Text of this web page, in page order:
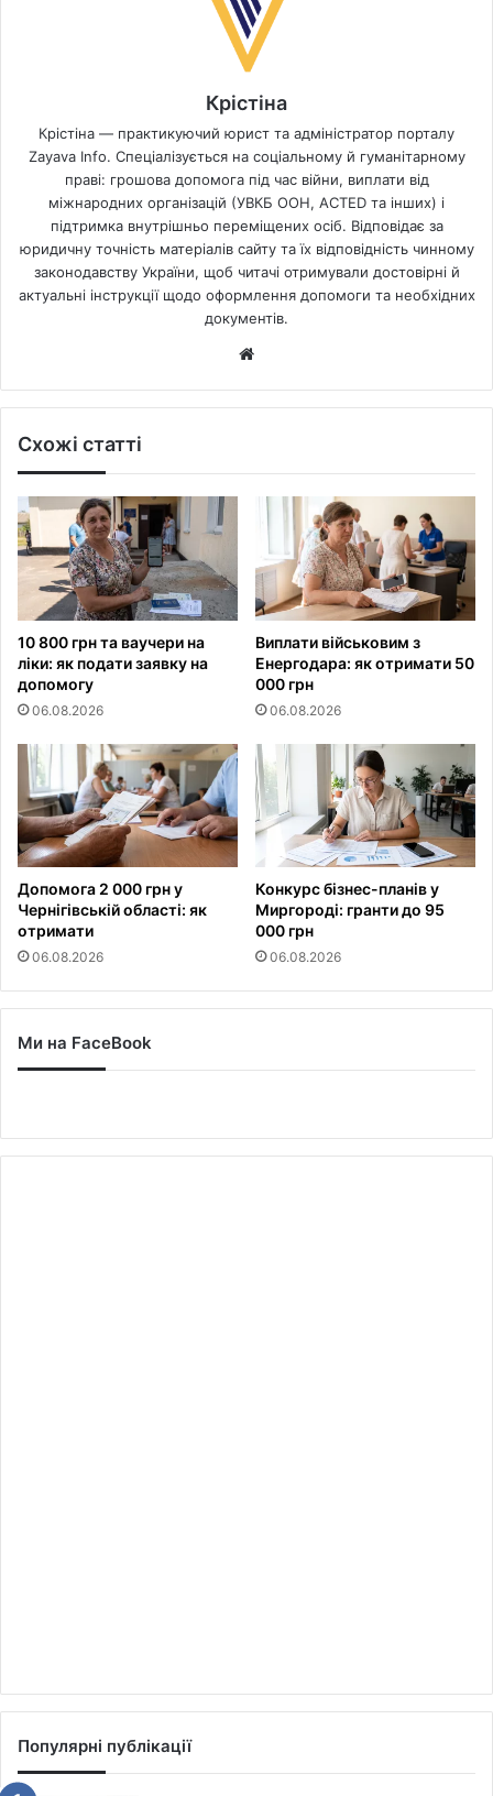
Крістіна
Крістіна — практикуючий юрист та адміністратор порталу
Zayava Info. Спеціалізується на соціальному й гуманітарному
праві: грошова допомога під час війни, виплати від
міжнародних організацій (УВКБ ООН, ACTED та інших) і
підтримка внутрішньо переміщених осіб. Відповідає за
юридичну точність матеріалів сайту та їх відповідність чинному
законодавству України, щоб читачі отримували достовірні й
актуальні інструкції щодо оформлення допомоги та необхідних
документів.
Схожі статті
10 800 грн та ваучери на
ліки: як подати заявку на
допомогу
06.08.2026
Виплати військовим з
Енергодара: як отримати 50
000 грн
06.08.2026
Допомога 2 000 грн у
Чернігівській області: як
отримати
06.08.2026
Конкурс бізнес-планів у
Миргороді: гранти до 95
000 грн
06.08.2026
Ми на FaceBook
Популярні публікації